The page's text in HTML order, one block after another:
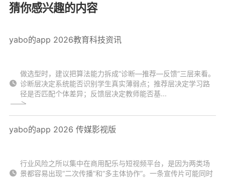
猜你感兴趣的内容
yabo的app 2026教育科技资讯
做选型时，建议把算法能力拆成“诊断—推荐—反馈”三层来看。
诊断层决定系统能否识别学生真实薄弱点；推荐层决定学习路
径是否匹配个体差异；反馈层决定教师能否基...
yabo的app 2026 传媒影视版
行业风险之所以集中在商用配乐与短视频平台，是因为两类场
景都容易出现“二次传播”和“多主体协作”。一条宣传片可能同时